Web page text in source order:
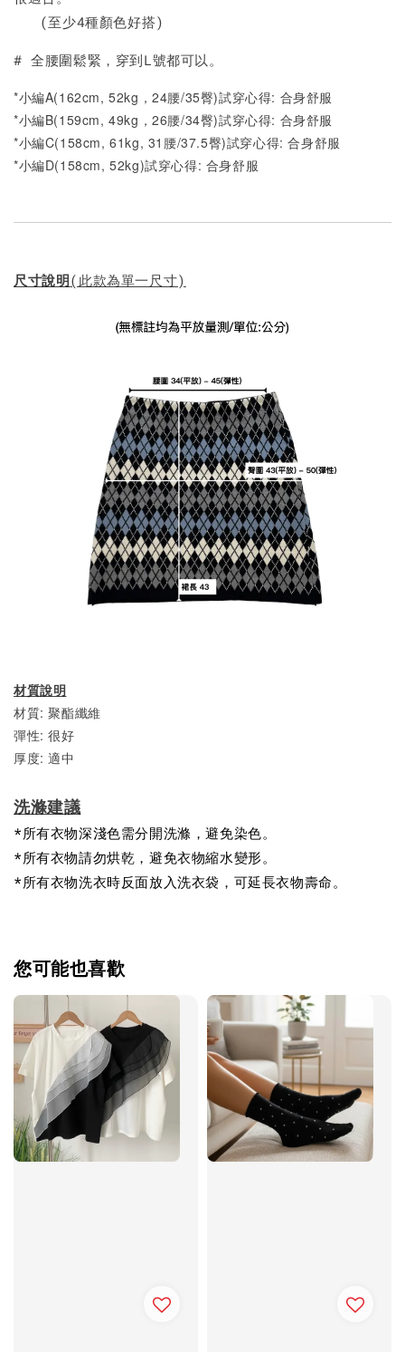
(至少4種顏色好搭)
# 全腰圍鬆緊，穿到L號都可以。
*小編A(162cm, 52kg，24腰/35臀)試穿心得: 合身舒服
*小編B(159cm, 49kg，26腰/34臀)試穿心得: 合身舒服
*小編C(158cm, 61kg, 31腰/37.5臀)試穿心得: 合身舒服
*小編D(158cm, 52kg)試穿心得: 合身舒服
尺寸說明(此款為單一尺寸)
材質說明
材質: 聚酯纖維
彈性: 很好
厚度: 適中
洗滌建議
*所有衣物深淺色需分開洗滌，避免染色。
*所有衣物請勿烘乾，避免衣物縮水變形。
*所有衣物洗衣時反面放入洗衣袋，可延長衣物壽命。
您可能也喜歡